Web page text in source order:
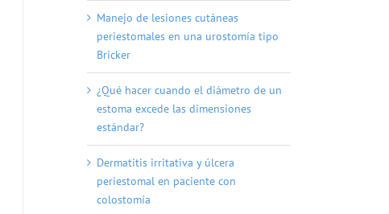
Manejo de lesiones cutáneas
periestomales en una urostomía tipo
Bricker
¿Qué hacer cuando el diámetro de un
estoma excede las dimensiones
estándar?
Dermatitis irritativa y úlcera
periestomal en paciente con
colostomía